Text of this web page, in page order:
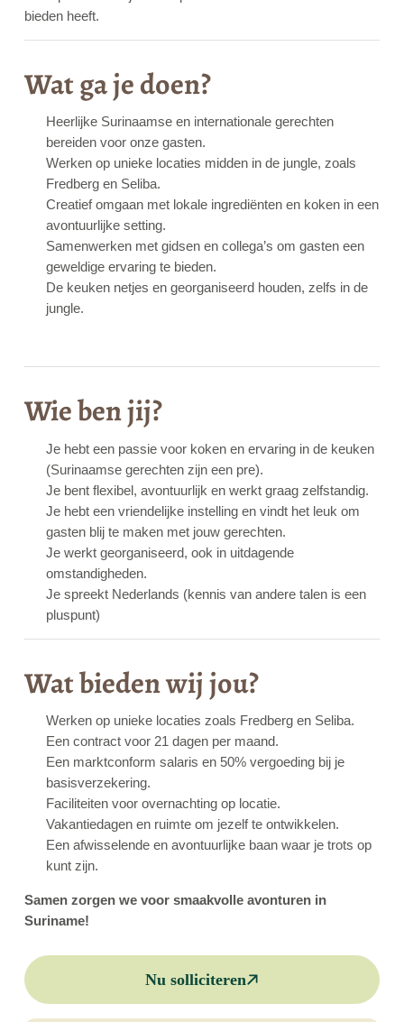
bieden heeft.
Wat ga je doen?
Heerlijke Surinaamse en internationale gerechten
bereiden voor onze gasten.
Werken op unieke locaties midden in de jungle, zoals
Fredberg en Seliba.
Creatief omgaan met lokale ingrediënten en koken in een
avontuurlijke setting.
Samenwerken met gidsen en collega’s om gasten een
geweldige ervaring te bieden.
De keuken netjes en georganiseerd houden, zelfs in de
jungle.
Wie ben jij?
Je hebt een passie voor koken en ervaring in de keuken
(Surinaamse gerechten zijn een pre).
Je bent flexibel, avontuurlijk en werkt graag zelfstandig.
Je hebt een vriendelijke instelling en vindt het leuk om
gasten blij te maken met jouw gerechten.
Je werkt georganiseerd, ook in uitdagende
omstandigheden.
Je spreekt Nederlands (kennis van andere talen is een
pluspunt)
Wat bieden wij jou?
Werken op unieke locaties zoals Fredberg en Seliba.
Een contract voor 21 dagen per maand.
Een marktconform salaris en 50% vergoeding bij je
basisverzekering.
Faciliteiten voor overnachting op locatie.
Vakantiedagen en ruimte om jezelf te ontwikkelen.
Een afwisselende en avontuurlijke baan waar je trots op
kunt zijn.
Samen zorgen we voor smaakvolle avonturen in
Suriname!
Nu solliciteren